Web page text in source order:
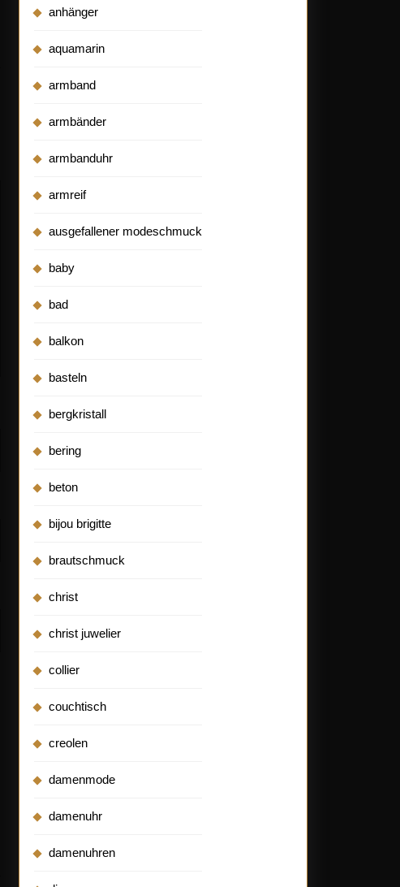
anhänger
aquamarin
armband
armbänder
armbanduhr
armreif
ausgefallener modeschmuck
baby
bad
balkon
basteln
bergkristall
bering
beton
bijou brigitte
brautschmuck
christ
christ juwelier
collier
couchtisch
creolen
damenmode
damenuhr
damenuhren